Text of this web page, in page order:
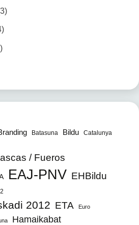
Batasuna Bildu Catalunya
/ Fueros
EAJ-PNV EHBildu
2012 ETA Euro
Hamaikabat